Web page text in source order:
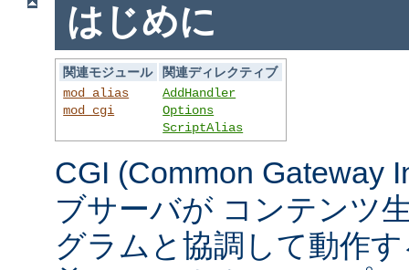
はじめに
関連モジュール
関連ディレクティブ
mod_alias
mod_cgi
AddHandler
Options
ScriptAlias
CGI (Common Gateway
ブサーバが コンテンツ
グラムと協調して動作